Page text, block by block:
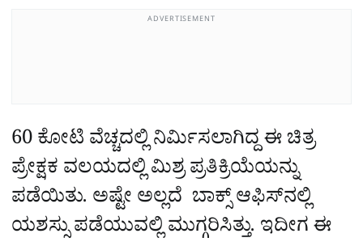
ADVERTISEMENT
60 ಕೋಟಿ ವೆಚ್ಚದಲ್ಲಿ ನಿರ್ಮಿಸಲಾಗಿದ್ದ ಈ ಚಿತ್ರ
ಪ್ರೇಕ್ಷಕ ವಲಯದಲ್ಲಿ ಮಿಶ್ರ ಪ್ರತಿಕ್ರಿಯೆಯನ್ನು
ಪಡೆಯಿತು. ಅಷ್ಟೇ ಅಲ್ಲದೆ ಬಾಕ್ಸ್‌ ಆಫಿಸ್‌ನಲ್ಲಿ
ಯಶಸ್ಸು ಪಡೆಯುವಲ್ಲಿ ಮುಗ್ಗರಿಸಿತ್ತು. ಇದೀಗ ಈ